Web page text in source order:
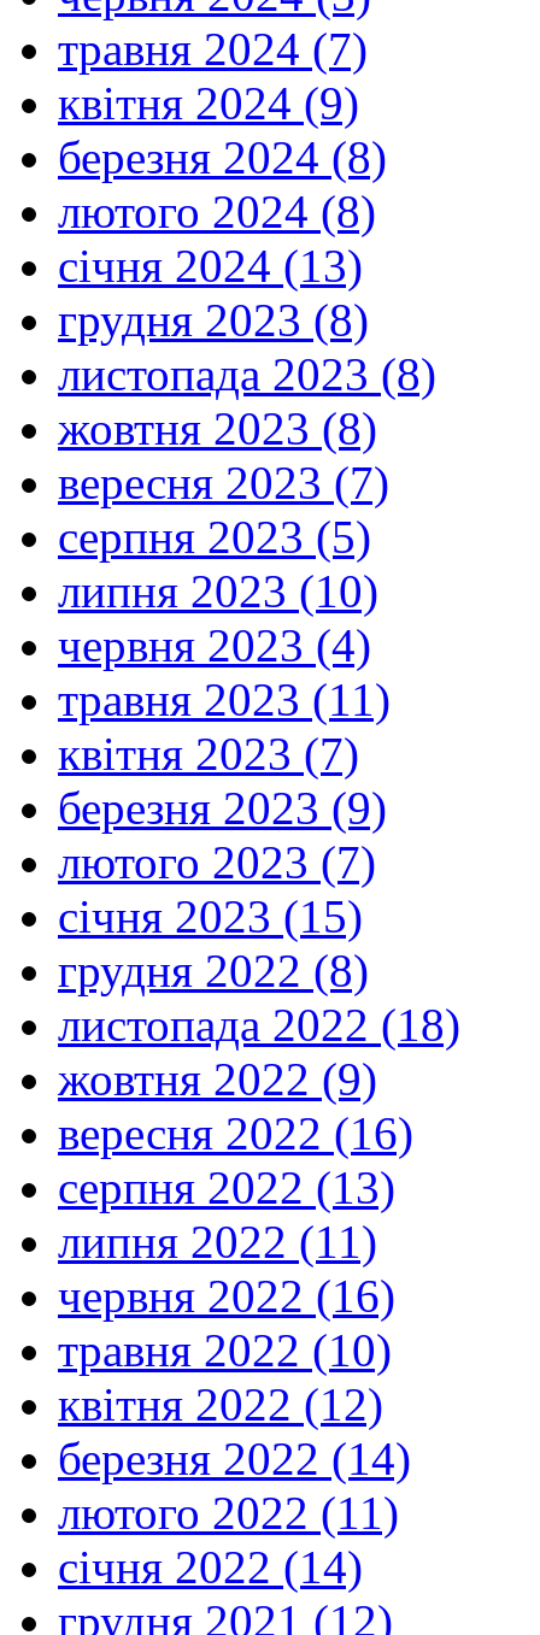
травня 2024 (7)
квітня 2024 (9)
березня 2024 (8)
лютого 2024 (8)
січня 2024 (13)
грудня 2023 (8)
листопада 2023 (8)
жовтня 2023 (8)
вересня 2023 (7)
серпня 2023 (5)
липня 2023 (10)
червня 2023 (4)
травня 2023 (11)
квітня 2023 (7)
березня 2023 (9)
лютого 2023 (7)
січня 2023 (15)
грудня 2022 (8)
листопада 2022 (18)
жовтня 2022 (9)
вересня 2022 (16)
серпня 2022 (13)
липня 2022 (11)
червня 2022 (16)
травня 2022 (10)
квітня 2022 (12)
березня 2022 (14)
лютого 2022 (11)
січня 2022 (14)
грудня 2021 (12)